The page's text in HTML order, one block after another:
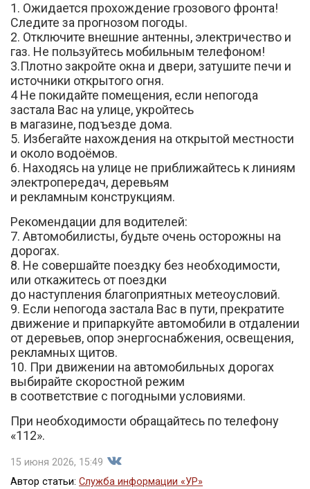
Вконтакте
1. Ожидается прохождение грозового фронта!
Следите за прогнозом погоды.
2. Отключите внешние антенны, электричество и
газ. Не пользуйтесь мобильным телефоном!
3.Плотно закройте окна и двери, затушите печи и
источники открытого огня.
4 Не покидайте помещения, если непогода
застала Вас на улице, укройтесь
в магазине, подъезде дома.
5. Избегайте нахождения на открытой местности
и около водоёмов.
6. Находясь на улице не приближайтесь к линиям
электропередач, деревьям
и рекламным конструкциям.
Рекомендации для водителей:
7. Автомобилисты, будьте очень осторожны на
дорогах.
8. Не совершайте поездку без необходимости,
или откажитесь от поездки
до наступления благоприятных метеоусловий.
9. Если непогода застала Вас в пути, прекратите
движение и припаркуйте автомобили в отдалении
от деревьев, опор энергоснабжения, освещения,
рекламных щитов.
10. При движении на автомобильных дорогах
выбирайте скоростной режим
в соответствие с погодными условиями.
При необходимости обращайтесь по телефону
«112».
15 июня 2026, 15:49
Автор статьи: Служба информации «УР»